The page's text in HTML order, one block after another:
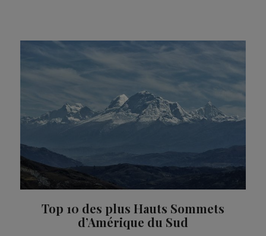
Top 10 des plus Hauts Sommets
d’Amérique du Sud